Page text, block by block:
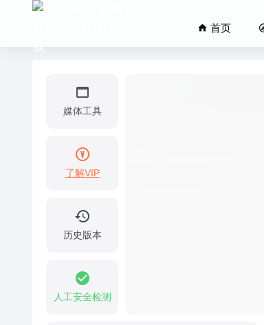
首页
媒体工具
了解VIP
历史版本
人工安全检测